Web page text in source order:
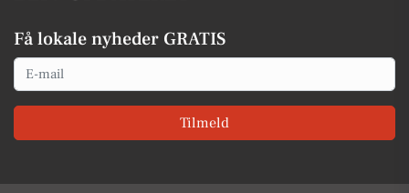
Få lokale nyheder GRATIS
Email
Tilmeld